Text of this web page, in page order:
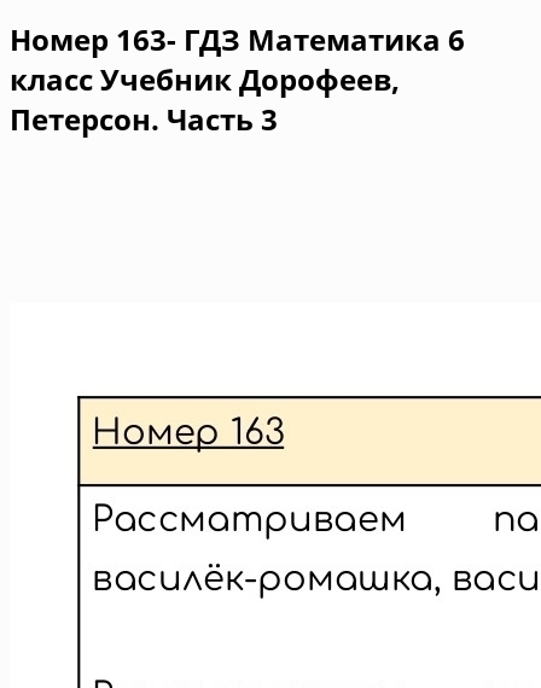
Номер 163- ГДЗ Математика 6
класс Учебник Дорофеев,
Петерсон. Часть 3